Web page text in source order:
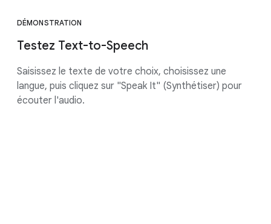
DÉMONSTRATION
Testez Text-to-Speech
Saisissez le texte de votre choix, choisissez une
langue, puis cliquez sur "Speak It" (Synthétiser) pour
écouter l'audio.